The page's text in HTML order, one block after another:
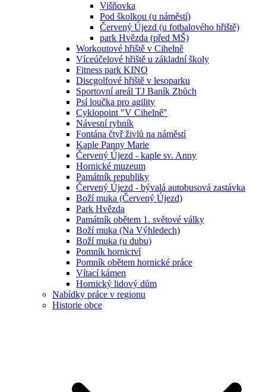
Višňovka
Pod školkou (u náměstí)
Červený Újezd (u fotbalového hřiště)
park Hvězda (před MŠ)
Workoutové hřiště v Cihelně
Víceúčelové hřiště u základní školy
Fitness park KINO
Discgolfové hřiště v lesoparku
Sportovní areál TJ Baník Zbůch
Psí loučka pro agility
Cyklopoint "V Cihelně"
Návesní rybník
Fontána čtyř živlů na náměstí
Kaple Panny Marie
Červený Újezd - kaple sv. Anny
Hornické muzeum
Památník republiky
Červený Újezd - bývalá autobusová zastávka
Boží muka (Červený Újezd)
Park Hvězda
Památník obětem 1. světové války
Boží muka (Na Výhledech)
Boží muka (u dubu)
Pomník hornictví
Pomník obětem hornické práce
Vítací kámen
Hornický lidový dům
Nabídky práce v regionu
Historie obce